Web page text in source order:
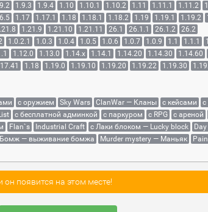
1.9.3 1.9.4 1.10 1.10.1 1.10.2 1.11 1.11.1 1.11.2
1.17 1.17.1 1.18 1.18.1 1.18.2 1.19 1.19.1 1.19.2
1.21.9 1.21.10 1.21.11 26.1 26.1.1 26.1.2 26.2
1.0.2.1 1.0.3 1.0.4 1.0.5 1.0.6 1.0.7 1.0.9 1.1 1.1.1
1.12.0 1.13.0 1.14.x 1.14.1 1.14.20 1.14.30 1.14.60
1.18 1.19.0 1.19.10 1.19.20 1.19.22 1.19.30
с оружием Sky Wars ClanWar — Кланы с кейсами с
с бесплатной админкой с паркуром с RPG с ареной
Flan`s Industrial Craft с Лаки блоком — Lucky block
Бомж — выживание бомжа Murder mystery — Маньяк
появится на этом месте!